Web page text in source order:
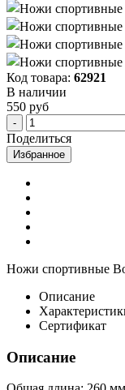
Код товара: 62921
В наличии
550 руб
Поделиться
Избранное
Ножи спортивные
Описание
Сертификат
Описание